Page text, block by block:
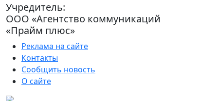
Учредитель:
ООО «Агентство коммуникаций
«Прайм плюс»
Реклама на сайте
Контакты
Сообщить новость
О сайте